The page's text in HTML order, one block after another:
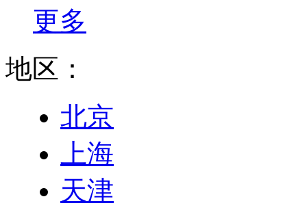
更多
地区：
北京
上海
天津